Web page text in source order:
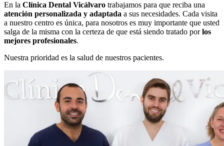
En la Clínica Dental Vicálvaro trabajamos para que reciba una
atención personalizada y adaptada a sus necesidades. Cada visita
a nuestro centro es única, para nosotros es muy importante que usted
salga de la misma con la certeza de que está siendo tratado porlos
mejores profesionales.
Nuestra prioridad es la salud de nuestros pacientes.